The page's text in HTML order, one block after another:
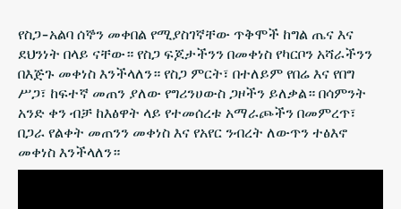
የስጋ-አልባ ሰኞን መቀበል የሚያስገኛቸው ጥቅሞች ከግል ጤና እና
ደህንነት በላይ ናቸው። የስጋ ፍጆታችንን በመቀነስ የካርቦን አሻራችንን
በእጅጉ መቀነስ እንችላለን። የስጋ ምርት፣ በተለይም የበሬ እና የበግ
ሥጋ፣ ከፍተኛ መጠን ያለው የግሪንሀውስ ጋዞችን ይለቃል። በሳምንት
አንድ ቀን ብቻ ከእፅዋት ላይ የተመሰረቱ አማራጮችን በመምረጥ፣
በጋራ የልቀት መጠንን መቀነስ እና የአየር ንብረት ለውጥን ተፅእኖ
መቀነስ እንችላለን።